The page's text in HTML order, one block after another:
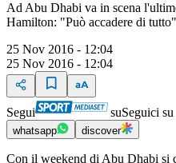
Ad Abu Dhabi va in scena
Hamilton: "Può accadere di tutto"
25 Nov 2016 - 12:04
25 Nov 2016 - 12:04
Segui suSeguici su
whatsapp discover
Con il weekend di Abu Dhabi si